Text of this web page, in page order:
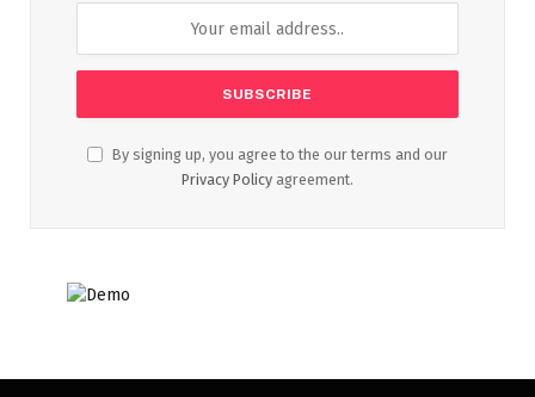
By signing up, you agree to the our terms and our
Privacy Policy agreement.